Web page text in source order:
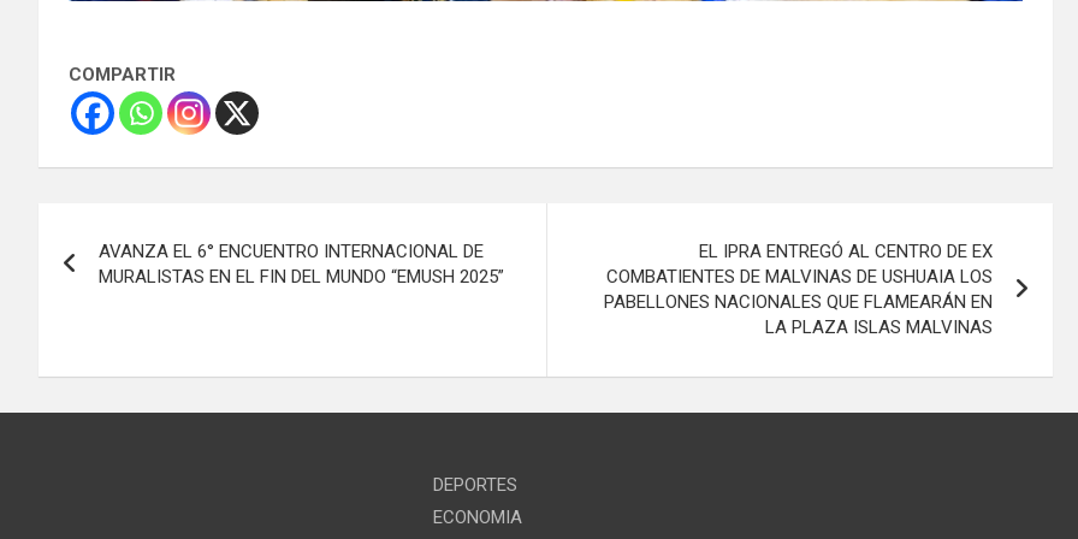
COMPARTIR
de
AVANZA EL 6° ENCUENTRO INTERNACIONAL DE
MURALISTAS EN EL FIN DEL MUNDO “EMUSH 2025”
EL IPRA ENTREGÓ AL CENTRO DE EX
COMBATIENTES DE MALVINAS DE USHUAIA LOS
PABELLONES NACIONALES QUE FLAMEARÁN EN
LA PLAZA ISLAS MALVINAS
DEPORTES
ECONOMIA